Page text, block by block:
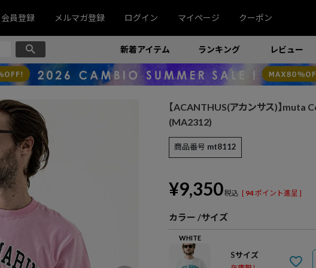
会員登録 メルマガ登録 ログイン マイページ クーポン
新着アイテム ランキング レビュー
【ACANTHUS(アカンサス)】muta
(MA2312)
商品番号 mt8112
¥9,350税込 [ 94ポイント進呈 ]
カラー サイズ
WHITE
Sサイズ